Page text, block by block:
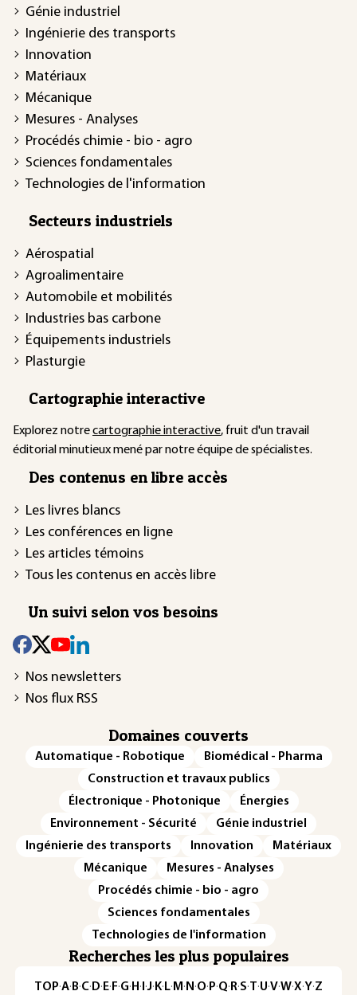
Génie industriel
Ingénierie des transports
Innovation
Matériaux
Mécanique
Mesures - Analyses
Procédés chimie - bio - agro
Sciences fondamentales
Technologies de l'information
Secteurs industriels
Aérospatial
Agroalimentaire
Automobile et mobilités
Industries bas carbone
Équipements industriels
Plasturgie
Cartographie interactive
Explorez notrecartographie interactive, fruit d'un travail
éditorial minutieux mené par notre équipe de spécialistes.
Des contenus en libre accès
Les livres blancs
Les conférences en ligne
Les articles témoins
Tous les contenus en accès libre
Un suivi selon vos besoins
Nos newsletters
Nos flux RSS
Domaines couverts
Automatique - Robotique
Biomédical - Pharma
Construction et travaux publics
Électronique - Photonique
Énergies
Environnement - Sécurité
Génie industriel
Ingénierie des transports
Innovation
Matériaux
Mécanique
Mesures - Analyses
Procédés chimie - bio - agro
Sciences fondamentales
Technologies de l'information
Recherches les plus populaires
TOP·A·B·C·D·E·F·G·H·I·J·K·L·M·N·O·P·Q·R·S·T·U·V·W·X·Y·Z